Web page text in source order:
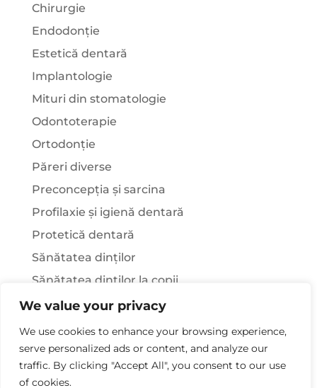
We value your privacy
We use cookies to enhance your browsing experience,
serve personalized ads or content, and analyze our
traffic. By clicking "Accept All", you consent to our use
of cookies.
Chirurgie
Endodonție
Estetică dentară
Implantologie
Mituri din stomatologie
Odontoterapie
Ortodonție
Păreri diverse
Preconcepția și sarcina
Profilaxie și igienă dentară
Protetică dentară
Sănătatea dinților
Sănătatea dinților la copii
Știați că…?
Tratamentul stomatologic la pacienții cu
afecțiuni sistemice